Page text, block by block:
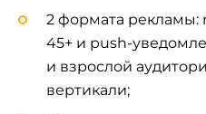
2 формата рекламы:
45+ и push-
и взрослой
вертикали;